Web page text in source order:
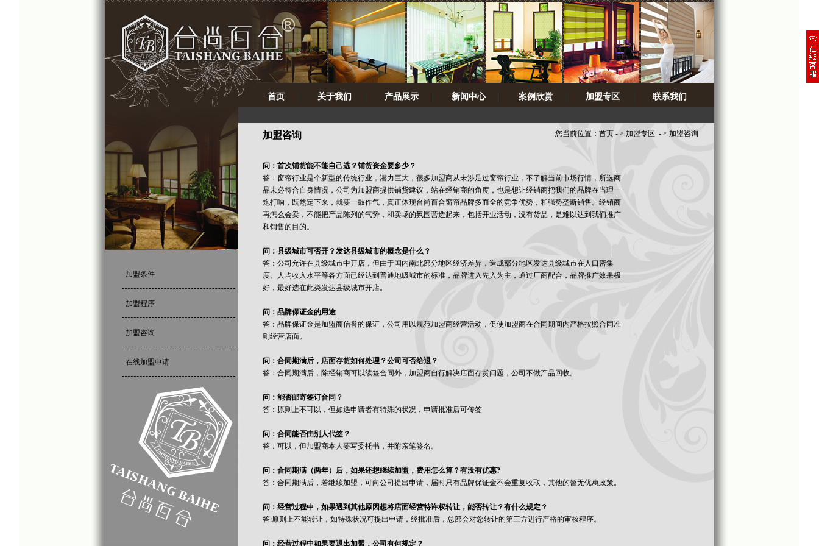
首页 关于我们 产品展示 新闻中心 案例欣赏 加盟专区 联系我们
加盟条件
加盟程序
加盟咨询
在线加盟申请
您当前位置： 首页 - > 加盟专区 - > 加盟咨询
加盟咨询
问：首次铺货能不能自己选？铺货资金要多少？
答：窗帘行业是个新型的传统行业，潜力巨大，很多加盟商从未涉足过窗帘行业，不了解当前市场行情，所选商
品未必符合自身情况，公司为加盟商提供铺货建议，站在经销商的角度，也是想让经销商把我们的品牌在当理一
炮打响，既然定下来，就要一鼓作气，真正体现台尚百合窗帘品牌多而全的竞争优势，和强势垄断销售。经销商
再怎么会卖，不能把产品陈列的气势，和卖场的氛围营造起来，包括开业活动，没有货品，是难以达到我们推广
和销售的目的。
问：县级城市可否开？发达县级城市的概念是什么？
答：公司允许在县级城市中开店，但由于国内南北部分地区经济差异，造成部分地区发达县级城市在人口密集
度、人均收入水平等各方面已经达到普通地级城市的标准，品牌进入先入为主，通过厂商配合，品牌推广效果极
好，最好选在此类发达县级城市开店。
问：品牌保证金的用途
答：品牌保证金是加盟商信誉的保证，公司用以规范加盟商经营活动，促使加盟商在合同期间内严格按照合同准
则经营店面。
问：合同期满后，店面存货如何处理？公司可否给退？
答：合同期满后，除经销商可以续签合同外，加盟商自行解决店面存货问题，公司不做产品回收。
问：能否邮寄签订合同？
答：原则上不可以，但如遇申请者有特殊的状况，申请批准后可传签
问：合同能否由别人代签？
答：可以，但加盟商本人要写委托书，并附亲笔签名。
问：合同期满（两年）后，如果还想继续加盟，费用怎么算？有没有优惠?
答：合同期满后，若继续加盟，可向公司提出申请，届时只有品牌保证金不会重复收取，其他的暂无优惠政策。
问：经营过程中，如果遇到其他原因想将店面经营特许权转让，能否转让？有什么规定？
答:原则上不能转让，如特殊状况可提出申请，经批准后，总部会对您转让的第三方进行严格的审核程序。
问：经营过程中如果要退出加盟，公司有何规定？